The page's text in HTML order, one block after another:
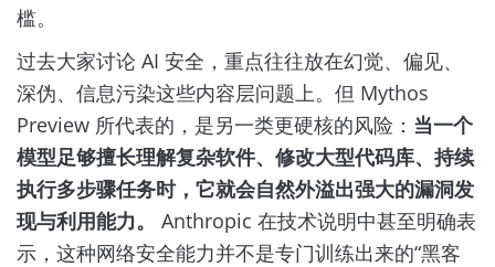
槛。
过去大家讨论 AI 安全，重点往往放在幻觉、偏见、
深伪、信息污染这些内容层问题上。但 Mythos
Preview 所代表的，是另一类更硬核的风险： 当一个
模型足够擅长理解复杂软件、修改大型代码库、持续
执行多步骤任务时，它就会自然外溢出强大的漏洞发
现与利用能力。
Anthropic 在技术说明中甚至明确表
示，这种网络安全能力并不是专门训练出来的“黑客